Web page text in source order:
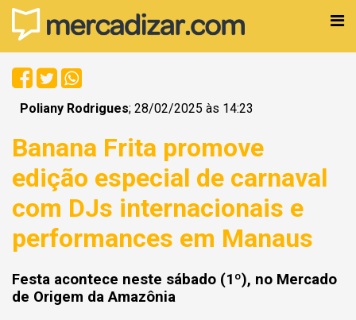
Poliany Rodrigues; 28/02/2025 às 14:23
Banana Frita promove
edição especial de carnaval
com DJs internacionais e
performances em Manaus
Festa acontece neste sábado (1º), no Mercado
de Origem da Amazônia